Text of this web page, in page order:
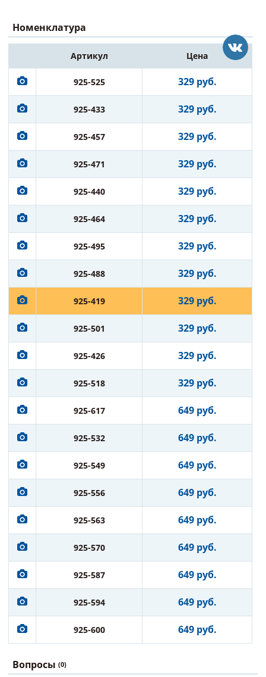
Номенклатура
Артикул Цена
925-525 329 руб.
925-433 329 руб.
925-457 329 руб.
925-471 329 руб.
925-440 329 руб.
925-464 329 руб.
925-495 329 руб.
925-488 329 руб.
925-419 329 руб.
925-501 329 руб.
925-426 329 руб.
925-518 329 руб.
925-617 649 руб.
925-532 649 руб.
925-549 649 руб.
925-556 649 руб.
925-563 649 руб.
925-570 649 руб.
925-587 649 руб.
925-594 649 руб.
925-600 649 руб.
Вопросы (0)